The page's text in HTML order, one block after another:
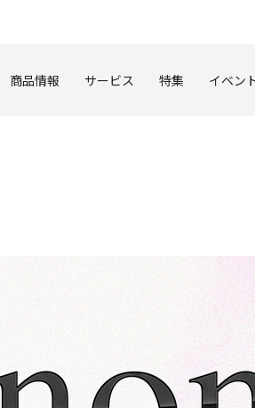
商品情報 サービス 特集 イベン